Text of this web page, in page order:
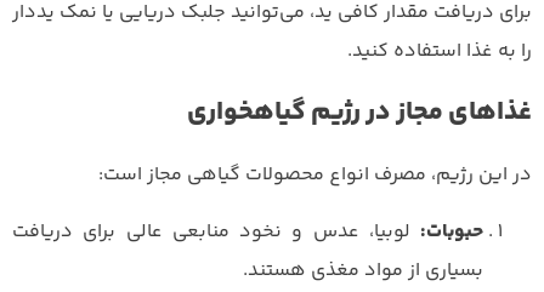
برای دریافت مقدار کافی ید، می‌توانید جلبک دریایی یا نمک یددار
را به غذا استفاده کنید.
غذاهای مجاز در رژیم گیاهخواری
در این رژیم، مصرف انواع محصولات گیاهی مجاز است:
حبوبات: لوبیا، عدس و نخود منابعی عالی برای دریافت
بسیاری از مواد مغذی هستند.